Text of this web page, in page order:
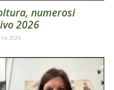
numerosi
2026
2026